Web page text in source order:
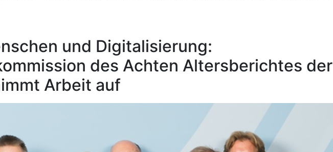
und Digitalisierung:
des Achten Altersberichtes der
Arbeit auf